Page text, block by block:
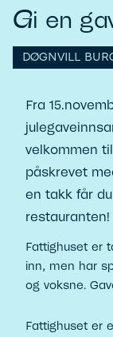
Gi en
DØGNVILL
Fra
velkommen
påskrevet
en takk får
restauranten!
Fattighuset er
inn, men har
og voksne.
Fattighuset er